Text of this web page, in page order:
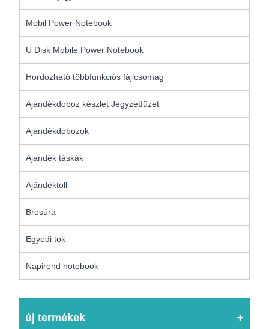
Mobil Power Notebook
U Disk Mobile Power Notebook
Hordozható többfunkciós fájlcsomag
Ajándékdoboz készlet Jegyzetfüzet
Ajándékdobozok
Ajándék táskák
Ajándéktoll
Brosúra
Egyedi tok
Napirend notebook
új termékek